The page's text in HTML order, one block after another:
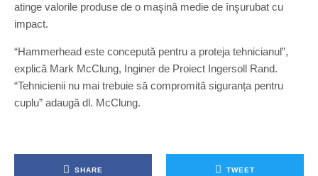
atinge valorile produse de o maşină medie de înşurubat cu
impact.
“Hammerhead este concepută pentru a proteja tehnicianul”,
explică Mark McClung, Inginer de Proiect Ingersoll Rand.
“Tehnicienii nu mai trebuie să compromită siguranța pentru
cuplu” adaugă dl. McClung.
SHARE TWEET